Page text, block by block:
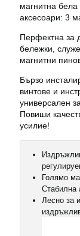
магнитна
аксесоари: 3
Перфектна за
бележки,
магнитни
Бързо
винтове и
универсален
Повиши
усилие!
Голямо
Стабилна
Лесно за